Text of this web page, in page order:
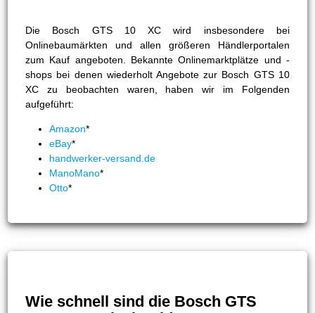
Die Bosch GTS 10 XC wird insbesondere bei
Onlinebaumärkten und allen größeren Händlerportalen
zum Kauf angeboten. Bekannte Onlinemarktplätze und -
shops bei denen wiederholt Angebote zur Bosch GTS 10
XC zu beobachten waren, haben wir im Folgenden
aufgeführt:
Amazon*
eBay*
handwerker-versand.de
ManoMano*
Otto*
Wie schnell sind die Bosch GTS